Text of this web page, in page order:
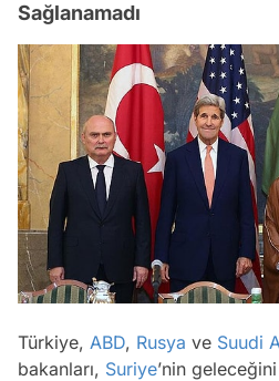
Sağlanamadı
Türkiye, ABD, Rusya ve Suudi
bakanları, Suriye’nin